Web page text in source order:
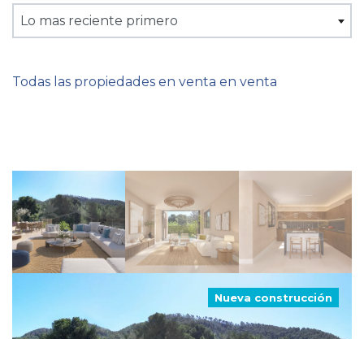
Lo mas reciente primero
Todas las propiedades en venta en venta
Nueva construcción